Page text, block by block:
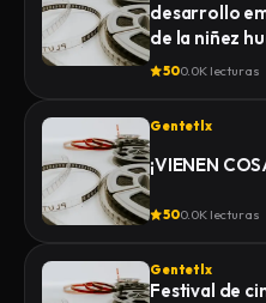
desarrollo
de la niñez
500.0K lecturas
Gentetlx
¡VIENEN
500.0K lecturas
Gentetlx
Festival de